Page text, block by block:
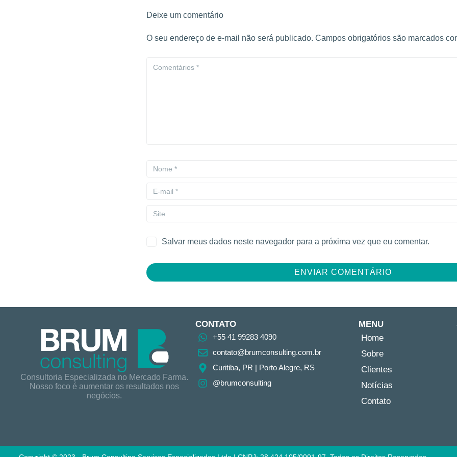
Deixe um comentário
O seu endereço de e-mail não será publicado. Campos obrigatórios são marcados
Salvar meus dados neste navegador para a próxima vez que eu comentar.
Consultoria Especializada no Mercado Farma.
Nosso foco é aumentar os resultados nos
negócios.
CONTATO
+55 41 99283 4090
contato@brumconsulting.com.br​
Curitiba, PR​ | Porto Alegre, RS
@brumconsulting
MENU
Home
Sobre
Clientes
Notícias
Contato